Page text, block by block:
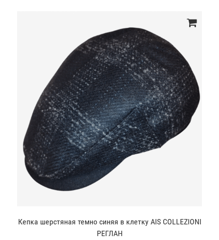
Кепка шерстяная темно синяя в клетку AIS COLLEZIONI
РЕГЛАН